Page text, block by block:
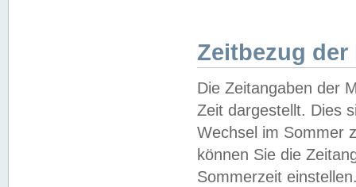
Zeitbezug der
Die Zeitangaben der
Zeit dargestellt. Dies
Wechsel im Sommer
können Sie die
Sommerzeit